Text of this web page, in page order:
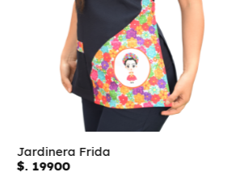
Frida